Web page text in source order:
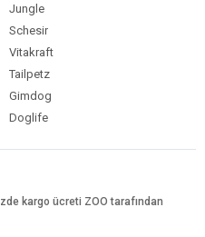
Jungle
Schesir
Vitakraft
Tailpetz
Gimdog
Doglife
kargo ücreti ZOO tarafından